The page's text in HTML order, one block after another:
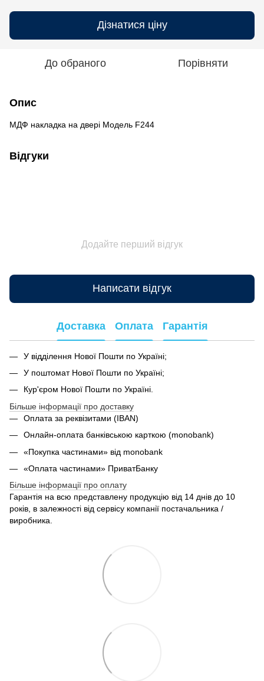
Дізнатися ціну
До обраного Порівняти
Опис
МДФ накладка на двері Модель F244
Відгуки
Додайте перший відгук
Написати відгук
Доставка Оплата Гарантія
У відділення Нової Пошти по Україні;
У поштомат Нової Пошти по Україні;
Кур'єром Нової Пошти по Україні.
Більше інформації про доставку
Оплата за реквізитами (IBAN)
Онлайн-оплата банківською карткою (monobank)
«Покупка частинами» від monobank
«Оплата частинами» ПриватБанку
Більше інформації про оплату
Гарантія на всю представлену продукцію від 14 днів до 10
років, в залежності від сервісу компанії постачальника /
виробника.